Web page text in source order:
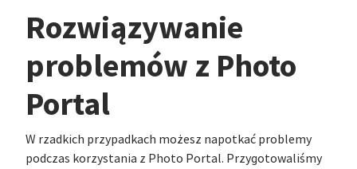
Rozwiązywanie
problemów z Photo
Portal
W rzadkich przypadkach możesz napotkać problemy
podczas korzystania z Photo Portal. Przygotowaliśmy